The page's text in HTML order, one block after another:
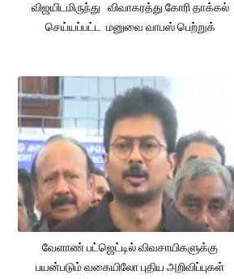
விஜயிடமிருந்து விவாகரத்து கோரி தாக்கல்
செய்யப்பட்ட மனுவை வாபஸ் பெற்றுக்
வேளாண் பட்ஜெட்டில் விவசாயிகளுக்கு
பயன்படும் வகையிலோ புதிய அறிவிப்புகள்